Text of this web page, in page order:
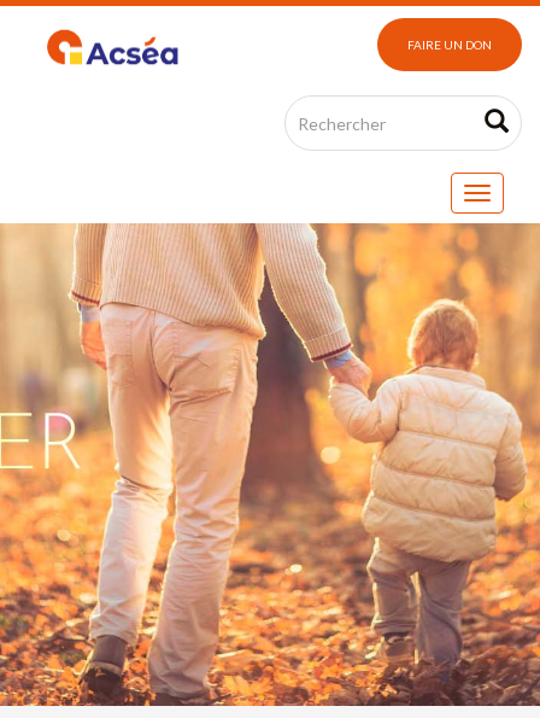
FAIRE UN DON